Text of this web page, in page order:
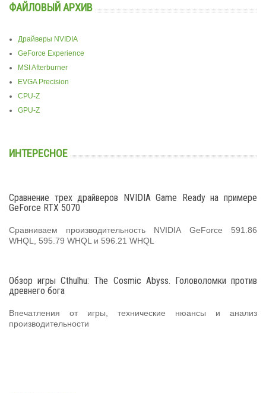
ФАЙЛОВЫЙ АРХИВ
Драйверы NVIDIA
GeForce Experience
MSI Afterburner
EVGA Precision
CPU-Z
GPU-Z
ИНТЕРЕСНОЕ
Сравнение трех драйверов NVIDIA Game Ready на примере
GeForce RTX 5070
Сравниваем производительность NVIDIA GeForce 591.86
WHQL, 595.79 WHQL и 596.21 WHQL
Обзор игры Cthulhu: The Cosmic Abyss. Головоломки против
древнего бога
Впечатления от игры, технические нюансы и анализ
производительности